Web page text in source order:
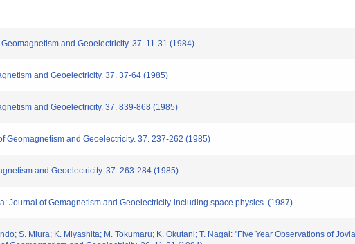
and Geoelectricity. 37. 11-31 (1984)
and Geoelectricity. 37. 37-64 (1985)
and Geoelectricity. 37. 839-868 (1985)
Geomagnetism and Geoelectricity. 37. 237-262 (1985)
and Geoelectricity. 37. 263-284 (1985)
Journal of Gemagnetism and Geoelectricity-including space physics. (1987)
S. Miura; K. Miyashita; M. Tokumaru; K. Okutani; T. Nagai: "Five Year Observations of